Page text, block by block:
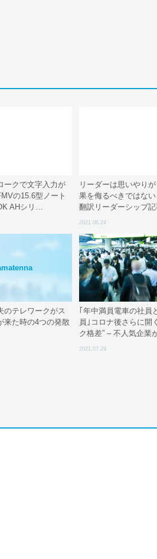
ークで文字入力が
の15.6型ノート
AHシリ…
リーダーは思いやり
果を侮るべきではな
翻訳リーダーシップ
2021.06.24
のテレワークがス
来た時の4つの発散
｢年中満員電車の社員
員｣コロナ後さらに開
ク格差” – 不人気企業
気になる
2021.07.29